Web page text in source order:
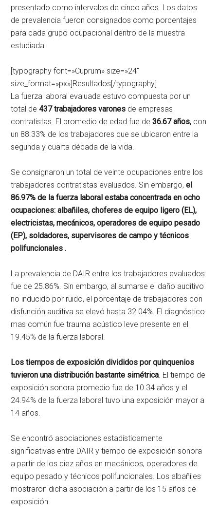
presentado como intervalos de cinco años. Los datos
de prevalencia fueron consignados como porcentajes
para cada grupo ocupacional dentro de la muestra
estudiada.
[typography font=»Cuprum» size=»24″
size_format=»px»]Resultados[/typography]
La fuerza laboral evaluada estuvo compuesta por un
total de437 trabajadores varones de empresas
contratistas. El promedio de edad fue de36.67 años, con
un 88.33% de los trabajadores que se ubicaron entre la
segunda y cuarta década de la vida.
Se consignaron un total de veinte ocupaciones entre los
trabajadores contratistas evaluados. Sin embargo,el
86.97% de la fuerza laboral estaba concentrada en ocho
ocupaciones: albañiles, choferes de equipo ligero (EL),
electricistas, mecánicos, operadores de equipo pesado
(EP), soldadores, supervisores de campo y técnicos
polifuncionales .
La prevalencia de DAIR entre los trabajadores evaluados
fue de 25.86%. Sin embargo, al sumarse el daño auditivo
no inducido por ruido, el porcentaje de trabajadores con
disfunción auditiva se elevó hasta 32.04%. El diagnóstico
mas común fue trauma acústico leve presente en el
19.45% de la fuerza laboral.
Los tiempos de exposición divididos por quinquenios
tuvieron una distribución bastante simétrica. El tiempo de
exposición sonora promedio fue de 10.34 años y el
24.94% de la fuerza laboral tuvo una exposición mayor a
14 años.
Se encontró asociaciones estadísticamente
significativas entre DAIR y tiempo de exposición sonora
a partir de los diez años en mecánicos, operadores de
equipo pesado y técnicos polifuncionales. Los albañiles
mostraron dicha asociación a partir de los 15 años de
exposición.